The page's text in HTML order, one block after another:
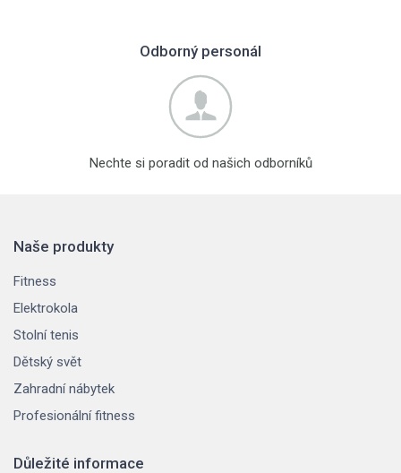
Odborný personál
Nechte si poradit od našich odborníků
Naše produkty
Fitness
Elektrokola
Stolní tenis
Dětský svět
Zahradní nábytek
Profesionální fitness
Důležité informace